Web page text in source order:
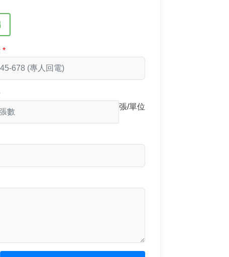
張/單位